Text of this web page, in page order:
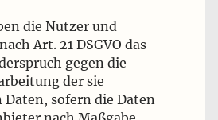
die Nutzer und
Art. 21 DSGVO das
gegen die
der sie
sofern die Daten